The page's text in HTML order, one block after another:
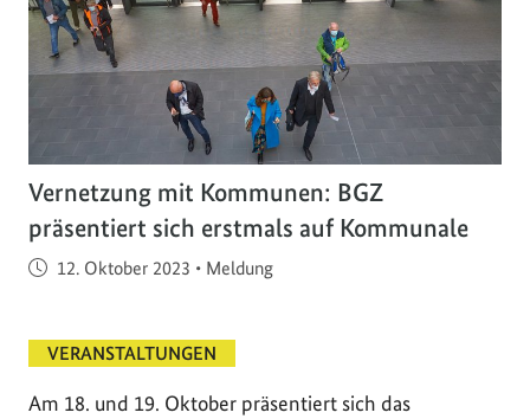
Vernetzung mit Kommunen: BGZ
präsentiert sich erstmals auf Kommunale
Veröffentlicht am
12. Oktober 2023 • Meldung
VERANSTALTUNGEN
Am 18. und 19. Oktober präsentiert sich das